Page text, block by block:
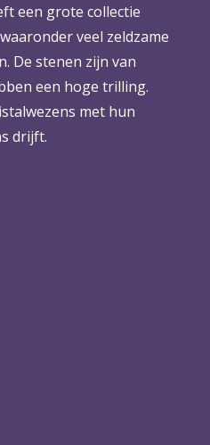
een grote collectie
veel zeldzame
De stenen zijn van
een hoge trilling.
met hun
drijft.